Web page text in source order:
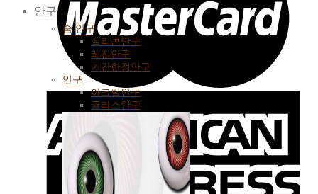
안구
숨 안구
실리콘안구
레진안구
기간한정안구
안구
아크릴안구
글라스안구